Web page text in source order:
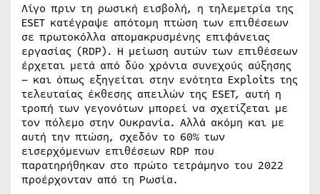
Λίγο πριν τη ρωσική εισβολή, η τηλεμετρία της
ESET κατέγραψε απότομη πτώση των επιθέσεων
σε πρωτοκόλλα απομακρυσμένης επιφάνειας
εργασίας (RDP). Η μείωση αυτών των επιθέσεων
έρχεται μετά από δύο χρόνια συνεχούς αύξησης
– και όπως εξηγείται στην ενότητα Exploits της
τελευταίας έκθεσης απειλών της ESET, αυτή η
τροπή των γεγονότων μπορεί να σχετίζεται με
τον πόλεμο στην Ουκρανία. Αλλά ακόμη και με
αυτή την πτώση, σχεδόν το 60% των
εισερχόμενων επιθέσεων RDP που
παρατηρήθηκαν στο πρώτο τετράμηνο του 2022
προέρχονταν από τη Ρωσία.